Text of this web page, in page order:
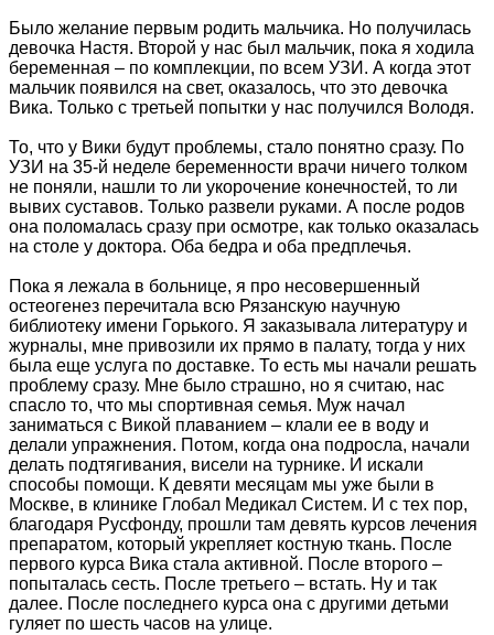
Было желание первым родить мальчика. Но получилась
девочка Настя. Второй у нас был мальчик, пока я ходила
беременная – по комплекции, по всем УЗИ. А когда этот
мальчик появился на свет, оказалось, что это девочка
Вика. Только с третьей попытки у нас получился Володя.
То, что у Вики будут проблемы, стало понятно сразу. По
УЗИ на 35-й неделе беременности врачи ничего толком
не поняли, нашли то ли укорочение конечностей, то ли
вывих суставов. Только развели руками. А после родов
она поломалась сразу при осмотре, как только оказалась
на столе у доктора. Оба бедра и оба предплечья.
Пока я лежала в больнице, я про несовершенный
остеогенез перечитала всю Рязанскую научную
библиотеку имени Горького. Я заказывала литературу и
журналы, мне привозили их прямо в палату, тогда у них
была еще услуга по доставке. То есть мы начали решать
проблему сразу. Мне было страшно, но я считаю, нас
спасло то, что мы спортивная семья. Муж начал
заниматься с Викой плаванием – клали ее в воду и
делали упражнения. Потом, когда она подросла, начали
делать подтягивания, висели на турнике. И искали
способы помощи. К девяти месяцам мы уже были в
Москве, в клинике Глобал Медикал Систем. И с тех пор,
благодаря Русфонду, прошли там девять курсов лечения
препаратом, который укрепляет костную ткань. После
первого курса Вика стала активной. После второго –
попыталась сесть. После третьего – встать. Ну и так
далее. После последнего курса она с другими детьми
гуляет по шесть часов на улице.